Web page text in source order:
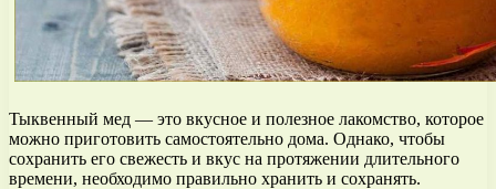
Тыквенный мед — это вкусное и полезное лакомство, которое
можно приготовить самостоятельно дома. Однако, чтобы
сохранить его свежесть и вкус на протяжении длительного
времени, необходимо правильно хранить и сохранять.